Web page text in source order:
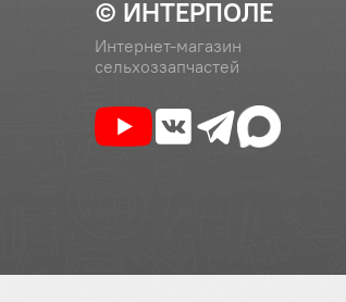
© ИНТЕРПОЛЕ
Интернет-магазин
сельхоззапчастей